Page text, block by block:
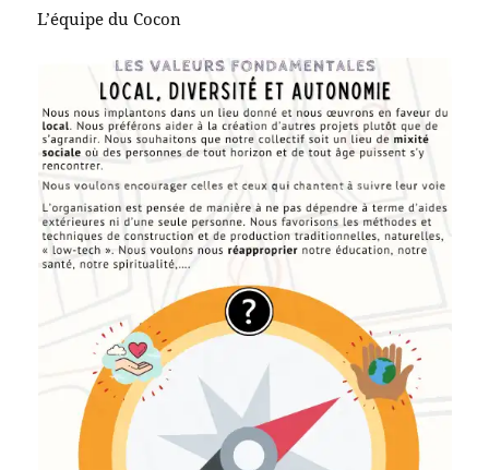
L’équipe du Cocon